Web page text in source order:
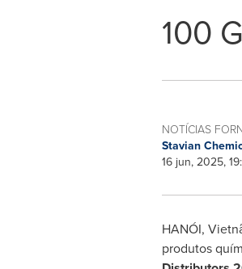
100
NOTÍCIAS
Stavian
16 jun, 2025,
HANÓI,
produtos